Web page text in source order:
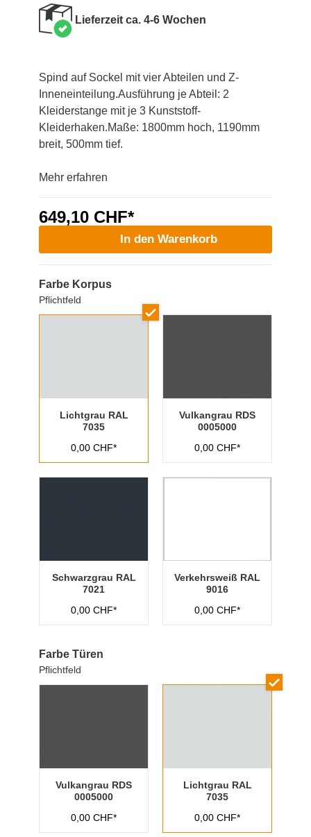
Lieferzeit ca. 4-6 Wochen
Spind auf Sockel mit vier Abteilen und Z-
Inneneinteilung.Ausführung je Abteil: 2
Kleiderstange mit je 3 Kunststoff-
Kleiderhaken.Maße: 1800mm hoch, 1190mm
breit, 500mm tief.
Mehr erfahren
649,10 CHF*
In den Warenkorb
Farbe Korpus
Pflichtfeld
Lichtgrau RAL
7035
0,00 CHF*
Vulkangrau RDS
0005000
0,00 CHF*
Schwarzgrau RAL
7021
0,00 CHF*
Verkehrsweiß RAL
9016
0,00 CHF*
Farbe Türen
Pflichtfeld
Vulkangrau RDS
0005000
0,00 CHF*
Lichtgrau RAL
7035
0,00 CHF*